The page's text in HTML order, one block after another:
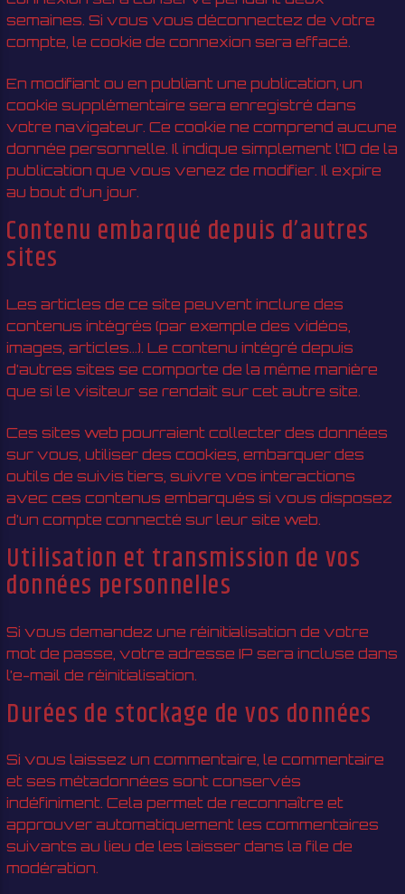
semaines. Si vous vous déconnectez de votre
compte, le cookie de connexion sera effacé.
En modifiant ou en publiant une publication, un
cookie supplémentaire sera enregistré dans
votre navigateur. Ce cookie ne comprend aucune
donnée personnelle. Il indique simplement l’ID de la
publication que vous venez de modifier. Il expire
au bout d’un jour.
Contenu embarqué depuis d’autres
sites
Les articles de ce site peuvent inclure des
contenus intégrés (par exemple des vidéos,
images, articles…). Le contenu intégré depuis
d’autres sites se comporte de la même manière
que si le visiteur se rendait sur cet autre site.
Ces sites web pourraient collecter des données
sur vous, utiliser des cookies, embarquer des
outils de suivis tiers, suivre vos interactions
avec ces contenus embarqués si vous disposez
d’un compte connecté sur leur site web.
Utilisation et transmission de vos
données personnelles
Si vous demandez une réinitialisation de votre
mot de passe, votre adresse IP sera incluse dans
l’e-mail de réinitialisation.
Durées de stockage de vos données
Si vous laissez un commentaire, le commentaire
et ses métadonnées sont conservés
indéfiniment. Cela permet de reconnaître et
approuver automatiquement les commentaires
suivants au lieu de les laisser dans la file de
modération.